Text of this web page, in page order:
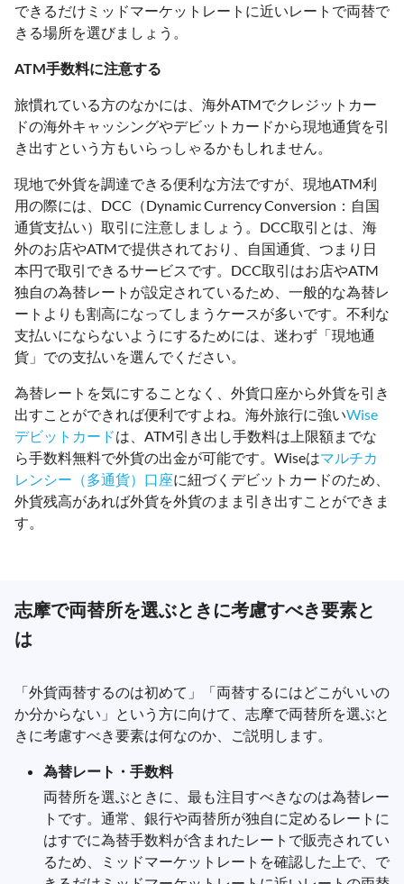
できるだけミッドマーケットレートに近いレートで両替で
きる場所を選びましょう。
ATM手数料に注意する
旅慣れている方のなかには、海外ATMでクレジットカー
ドの海外キャッシングやデビットカードから現地通貨を引
き出すという方もいらっしゃるかもしれません。
現地で外貨を調達できる便利な方法ですが、現地ATM利
用の際には、DCC（Dynamic Currency Conversion：自国
通貨支払い）取引に注意しましょう。DCC取引とは、海
外のお店やATMで提供されており、自国通貨、つまり日
本円で取引できるサービスです。DCC取引はお店やATM
独自の為替レートが設定されているため、一般的な為替レ
ートよりも割高になってしまうケースが多いです。不利な
支払いにならないようにするためには、迷わず「現地通
貨」での支払いを選んでください。
為替レートを気にすることなく、外貨口座から外貨を引き
出すことができれば便利ですよね。海外旅行に強いWise
デビットカードは、ATM引き出し手数料は上限額までな
ら手数料無料で外貨の出金が可能です。Wiseはマルチカ
レンシー（多通貨）口座に紐づくデビットカードのため、
外貨残高があれば外貨を外貨のまま引き出すことができま
す。
志摩で両替所を選ぶときに考慮すべき要素と
は
「外貨両替するのは初めて」「両替するにはどこがいいの
か分からない」という方に向けて、志摩で両替所を選ぶと
きに考慮すべき要素は何なのか、ご説明します。
為替レート・手数料
両替所を選ぶときに、最も注目すべきなのは為替レー
トです。通常、銀行や両替所が独自に定めるレートに
はすでに為替手数料が含まれたレートで販売されてい
るため、ミッドマーケットレートを確認した上で、で